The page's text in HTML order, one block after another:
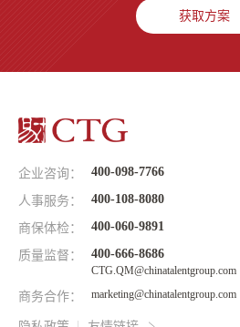
获取方案
企业咨询： 400-098-7766
人事服务： 400-108-8080
商保体检： 400-060-9891
质量监督： 400-666-8686
CTG.QM@chinatalentgroup.com
商务合作： marketing@chinatalentgroup.com